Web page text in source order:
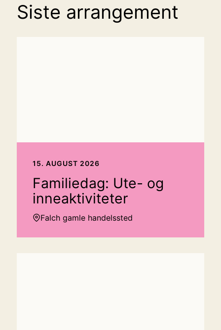
Siste arrangement
15. AUGUST 2026
Familiedag: Ute- og
inneaktiviteter
Falch gamle handelssted